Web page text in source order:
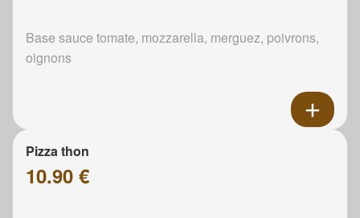
Base sauce tomate, mozzarella, merguez, poivrons,
oignons
Pizza thon
10.90 €